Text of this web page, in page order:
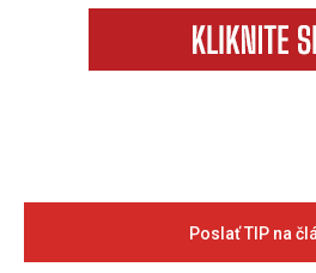
Poslať TIP na